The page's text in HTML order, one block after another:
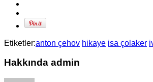
Etiketler:anton çehov hikaye isa çolaker
Hakkında admin